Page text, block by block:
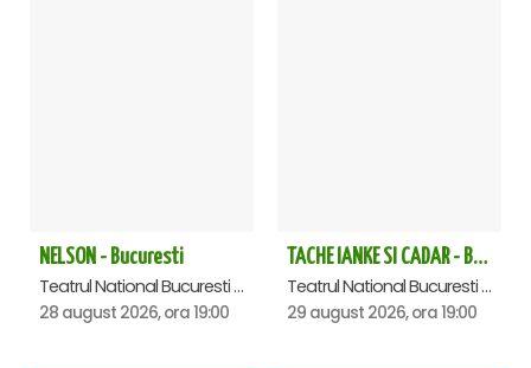
NELSON - Bucuresti
Teatrul National Bucuresti - Sala Ion Caramitru, Bucuresti
28 august 2026, ora 19:00
TACHE IANKE SI CADAR - Bucuresti
Teatrul National Bucuresti - Sala Ion Caramitru, Bucuresti
29 august 2026, ora 19:00